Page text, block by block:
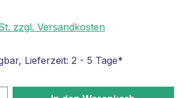
zzgl. Versandkosten
Lieferzeit: 2 - 5 Tage*